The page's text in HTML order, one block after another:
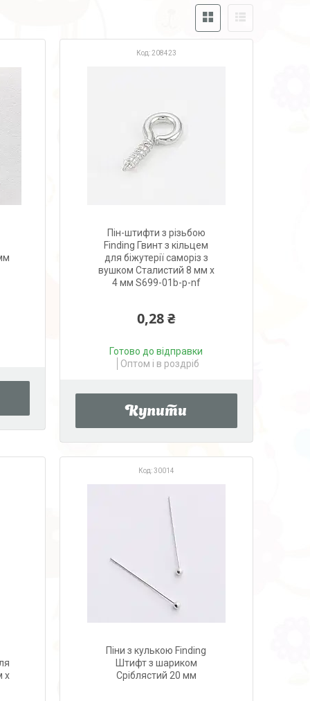
208423
Пін-штифти з різьбою
Finding Гвинт з кільцем
для біжутерії cаморіз з
вушком Сталистий 8 мм x
4 мм S699-01b-p-nf
0,28 ₴
Готово до відправки
Оптом і в роздріб
Купити
x
30014
Піни з кулькою Finding
Штифт з шариком
Сріблястий 20 мм